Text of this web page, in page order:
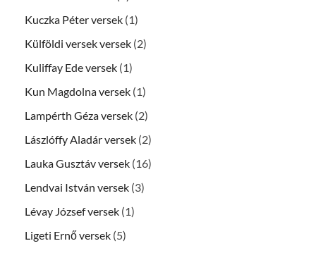
Kuczka Péter versek (1)
Külföldi versek versek (2)
Kuliffay Ede versek (1)
Kun Magdolna versek (1)
Lampérth Géza versek (2)
Lászlóffy Aladár versek (2)
Lauka Gusztáv versek (16)
Lendvai István versek (3)
Lévay József versek (1)
Ligeti Ernő versek (5)